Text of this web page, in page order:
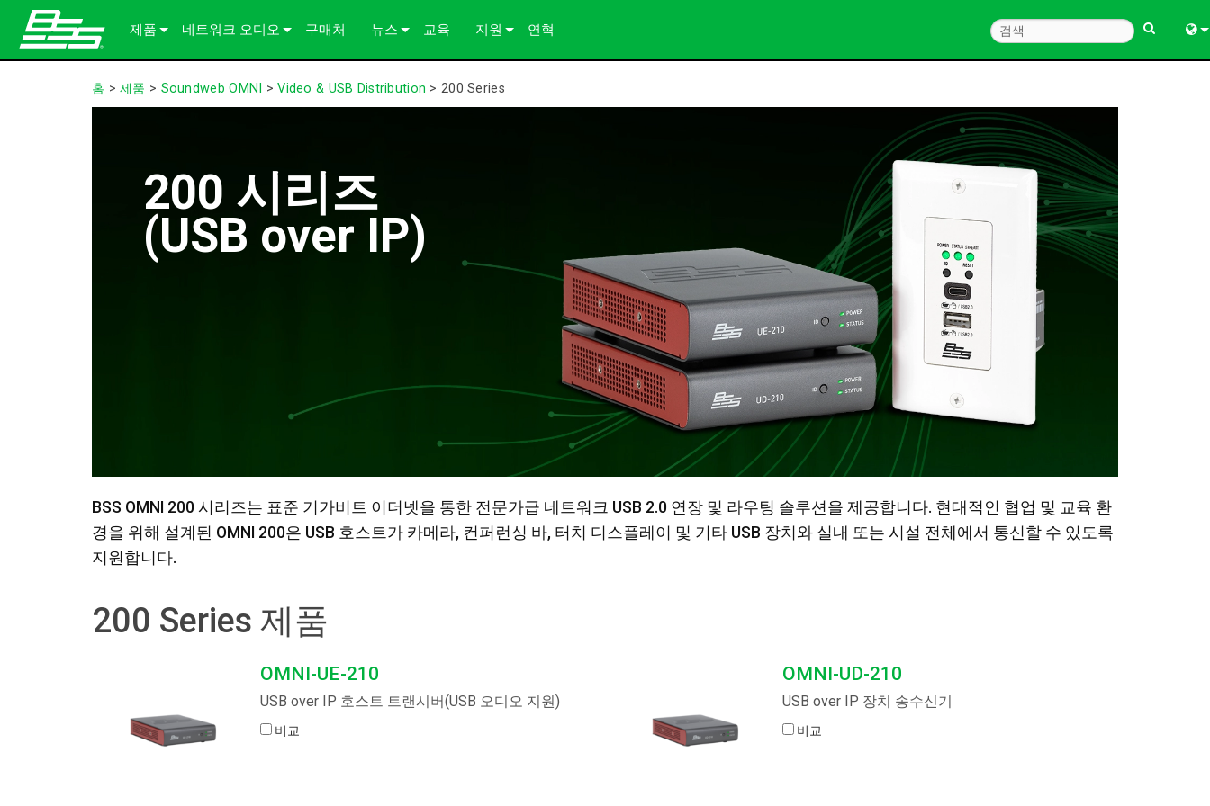
제품
300 Series
200 Series
사용자 인터페이스
터치 패널
키패드
구성 및 관리 소프트웨어
AVX Suite
Break-In / Break-Out Boxes
BLU link Amplifiers
컨트롤러
액세서리 제품
단종된 제품
네트워크 오디오 구매처 뉴스 교육 지원 연혁
홈 >제품 > Soundweb OMNI >Video & USB Distribution >200 Series
200 시리즈
(USB over IP)
BSS OMNI 200 시리즈는 표준 기가비트 이더넷을 통한 전문가급 네트워크 USB 2.0 연장 및 라우팅 솔루션을 제공합니다. 현대적인 협업 및 교육 환
경을 위해 설계된 OMNI 200은 USB 호스트가 카메라, 컨퍼런싱 바, 터치 디스플레이 및 기타 USB 장치와 실내 또는 시설 전체에서 통신할 수 있도록
지원합니다.
200 Series 제품
OMNI-UE-210
USB over IP 호스트 트랜시버(USB 오디오 지원)
비교
OMNI-UD-210
USB over IP 장치 송수신기
비교